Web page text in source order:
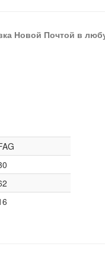
Новой Почтой в